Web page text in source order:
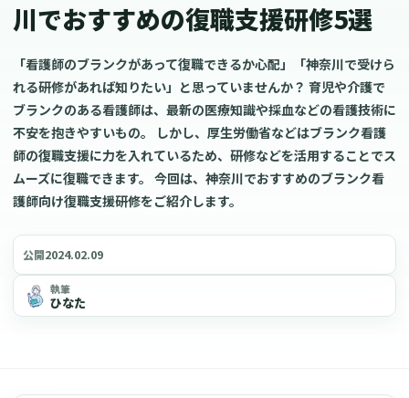
川でおすすめの復職支援研修5選
「看護師のブランクがあって復職できるか心配」「神奈川で受けら
れる研修があれば知りたい」と思っていませんか？ 育児や介護で
ブランクのある看護師は、最新の医療知識や採血などの看護技術に
不安を抱きやすいもの。 しかし、厚生労働省などはブランク看護
師の復職支援に力を入れているため、研修などを活用することでス
ムーズに復職できます。 今回は、神奈川でおすすめのブランク看
護師向け復職支援研修をご紹介します。
公開2024.02.09
執筆
ひなた